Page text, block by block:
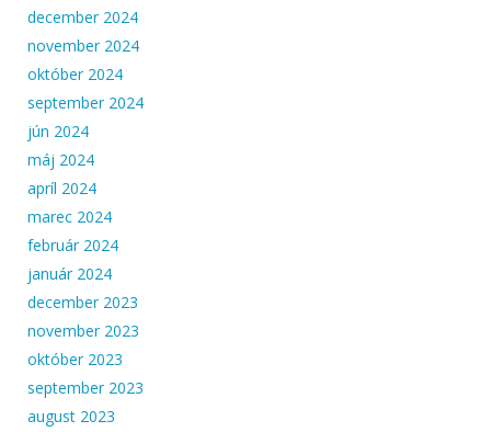
december 2024
november 2024
október 2024
september 2024
jún 2024
máj 2024
apríl 2024
marec 2024
február 2024
január 2024
december 2023
november 2023
október 2023
september 2023
august 2023